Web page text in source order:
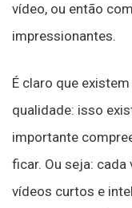
vídeo, ou então
impressionantes.
É claro que
qualidade: isso
importante
ficar. Ou seja:
vídeos curtos e